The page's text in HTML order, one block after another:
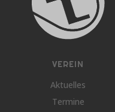
VEREIN
Aktuelles
Termine